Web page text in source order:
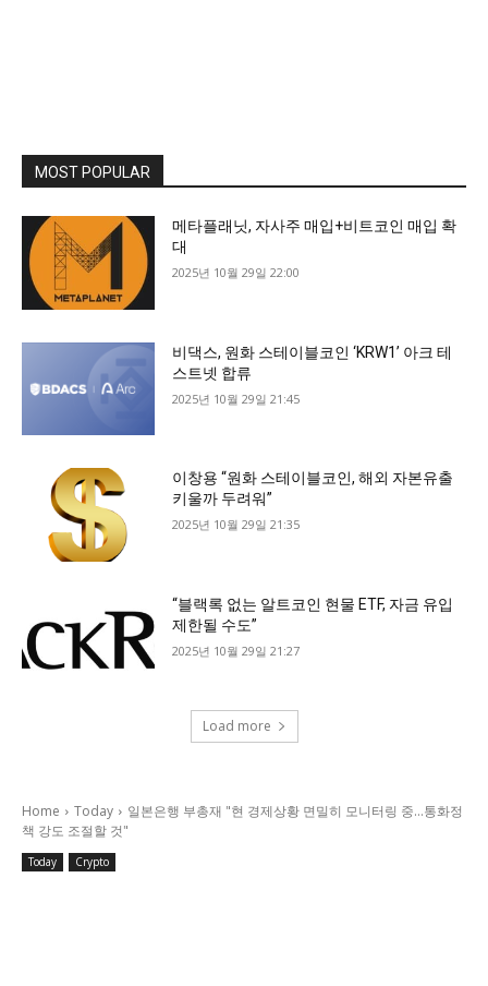
MOST POPULAR
메타플래닛, 자사주 매입+비트코인 매입 확
대
2025년 10월 29일 22:00
비댁스, 원화 스테이블코인 ‘KRW1’ 아크 테
스트넷 합류
2025년 10월 29일 21:45
이창용 “원화 스테이블코인, 해외 자본유출
키울까 두려워”
2025년 10월 29일 21:35
“블랙록 없는 알트코인 현물 ETF, 자금 유입
제한될 수도”
2025년 10월 29일 21:27
Load more